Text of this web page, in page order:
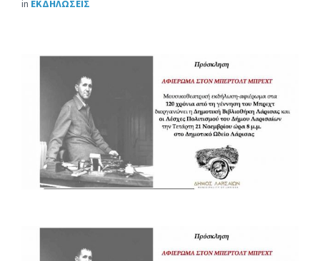
in ΕΚΔΗΛΩΣΕΙΣ